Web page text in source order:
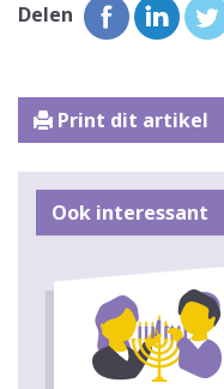
Delen
Print dit artikel
Ook interessant